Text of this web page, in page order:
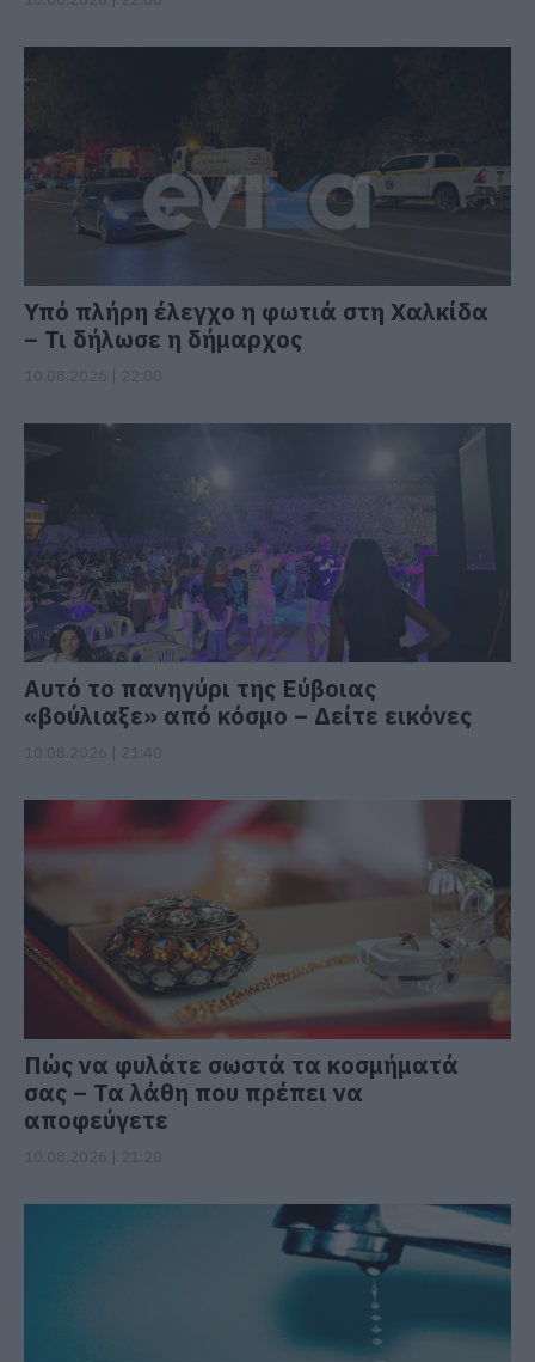
Υπό πλήρη έλεγχο η φωτιά στη Χαλκίδα
– Τι δήλωσε η δήμαρχος
Αυτό το πανηγύρι της Εύβοιας
«βούλιαξε» από κόσμο – Δείτε εικόνες
Πώς να φυλάτε σωστά τα κοσμήματά
σας – Τα λάθη που πρέπει να
αποφεύγετε